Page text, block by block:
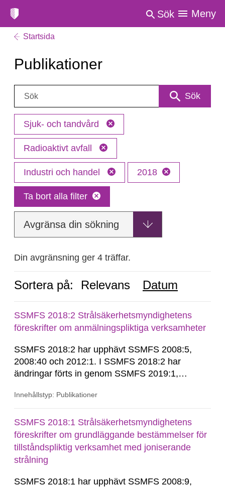
Sök Meny
Startsida
Publikationer
Sök: Sök
Sjuk- och tandvård
Radioaktivt avfall
Industri och handel 2018
Ta bort alla filter
Avgränsa din sökning
Din avgränsning ger 4 träffar.
Sortera på: Relevans Datum
SSMFS 2018:2 Strålsäkerhetsmyndighetens
föreskrifter om anmälningspliktiga verksamheter
SSMFS 2018:2 har upphävt SSMFS 2008:5,
2008:40 och 2012:1. I SSMFS 2018:2 har
ändringar förts in genom SSMFS 2019:1,
Innehållstyp: Publikationer
SSMFS 2018:1 Strålsäkerhetsmyndighetens
föreskrifter om grundläggande bestämmelser för
tillståndspliktig verksamhet med joniserande
strålning
SSMFS 2018:1 har upphävt SSMFS 2008:9,